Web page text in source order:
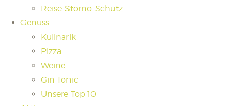
Reise-Storno-Schutz
Genuss
Kulinarik
Pizza
Weine
Gin Tonic
Unsere Top 10